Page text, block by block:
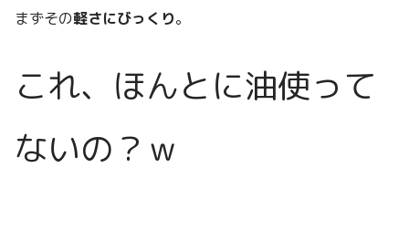
まずその軽さにびっくり。
これ、ほんとに油使って
ないの？ｗ